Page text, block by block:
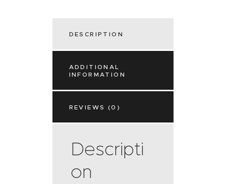
DESCRIPTION
ADDITIONAL
INFORMATION
REVIEWS (0)
Descripti
on